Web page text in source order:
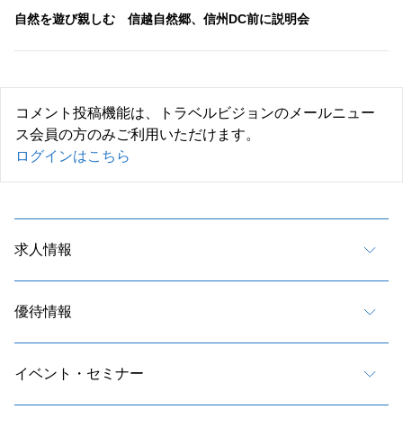
自然を遊び親しむ 信越自然郷、信州DC前に説明会
コメント投稿機能は、トラベルビジョンのメールニュー
ス会員の方のみご利用いただけます。
ログインはこちら
求人情報
優待情報
イベント・セミナー